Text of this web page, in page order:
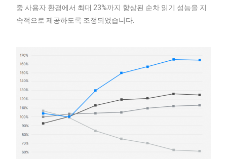
중 사용자 환경에서 최대 23%까지 향상된 순차 읽기 성능을 지
속적으로 제공하도록 조정되었습니다.